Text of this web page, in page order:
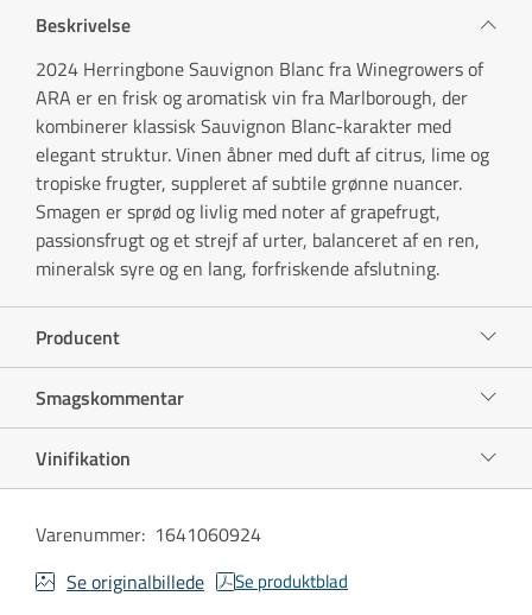
Beskrivelse
2024 Herringbone Sauvignon Blanc fra Winegrowers of
ARA er en frisk og aromatisk vin fra Marlborough, der
kombinerer klassisk Sauvignon Blanc-karakter med
elegant struktur. Vinen åbner med duft af citrus, lime og
tropiske frugter, suppleret af subtile grønne nuancer.
Smagen er sprød og livlig med noter af grapefrugt,
passionsfrugt og et strejf af urter, balanceret af en ren,
mineralsk syre og en lang, forfriskende afslutning.
Producent
Smagskommentar
Vinifikation
Varenummer: 1641060924
Se originalbillede
Se produktblad